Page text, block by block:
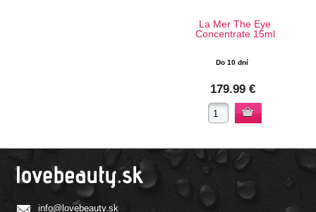
La Mer The Eye
Concentrate 15ml
Do 10 dní
179.99 €
info@lovebeauty.sk